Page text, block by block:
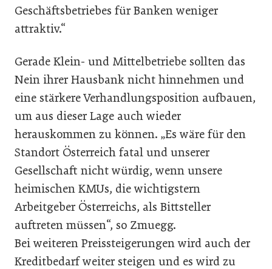
Geschäftsbetriebes für Banken weniger
attraktiv.“
Gerade Klein- und Mittelbetriebe sollten das
Nein ihrer Hausbank nicht hinnehmen und
eine stärkere Verhandlungsposition aufbauen,
um aus dieser Lage auch wieder
herauskommen zu können. „Es wäre für den
Standort Österreich fatal und unserer
Gesellschaft nicht würdig, wenn unsere
heimischen KMUs, die wichtigstern
Arbeitgeber Österreichs, als Bittsteller
auftreten müssen“, so Zmuegg.
Bei weiteren Preissteigerungen wird auch der
Kreditbedarf weiter steigen und es wird zu